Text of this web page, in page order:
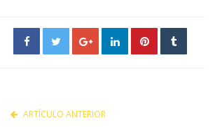
ARTÍCULO ANTERIOR